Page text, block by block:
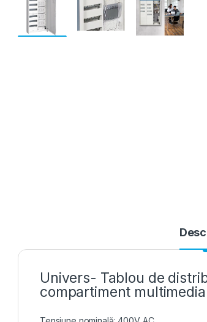
Univers- Tablou de
compartiment